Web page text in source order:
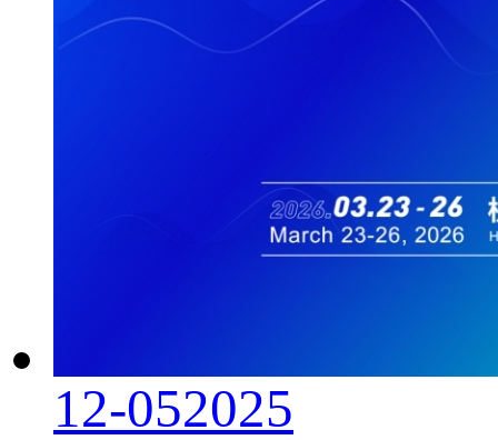
12-052025